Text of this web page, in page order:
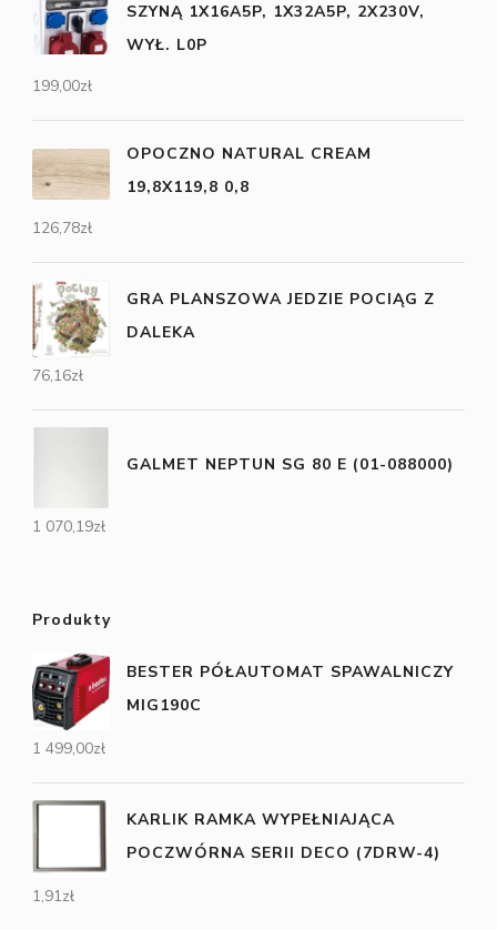
SZYNĄ 1X16A5P, 1X32A5P, 2X230V,
WYŁ. L0P
199,00zł
OPOCZNO NATURAL CREAM
19,8X119,8 0,8
126,78zł
GRA PLANSZOWA JEDZIE POCIĄG Z
DALEKA
76,16zł
GALMET NEPTUN SG 80 E (01-088000)
1 070,19zł
Produkty
BESTER PÓŁAUTOMAT SPAWALNICZY
MIG190C
1 499,00zł
KARLIK RAMKA WYPEŁNIAJĄCA
POCZWÓRNA SERII DECO (7DRW-4)
1,91zł